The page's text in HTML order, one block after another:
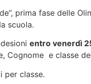
prima fase delle
scuola.
entro venerdì
Cognome e classe
per classe.